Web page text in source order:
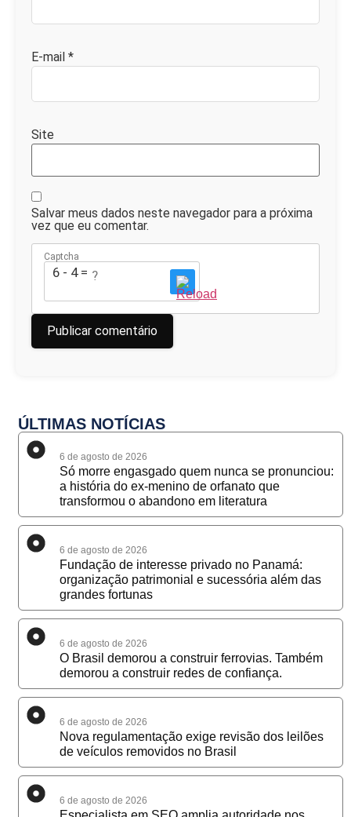
E-mail *
Site
Salvar meus dados neste navegador para a próxima
vez que eu comentar.
Captcha
6 - 4 = ?
ÚLTIMAS NOTÍCIAS
6 de agosto de 2026
Só morre engasgado quem nunca se pronunciou:
a história do ex-menino de orfanato que
transformou o abandono em literatura
6 de agosto de 2026
Fundação de interesse privado no Panamá:
organização patrimonial e sucessória além das
grandes fortunas
6 de agosto de 2026
O Brasil demorou a construir ferrovias. Também
demorou a construir redes de confiança.
6 de agosto de 2026
Nova regulamentação exige revisão dos leilões
de veículos removidos no Brasil
6 de agosto de 2026